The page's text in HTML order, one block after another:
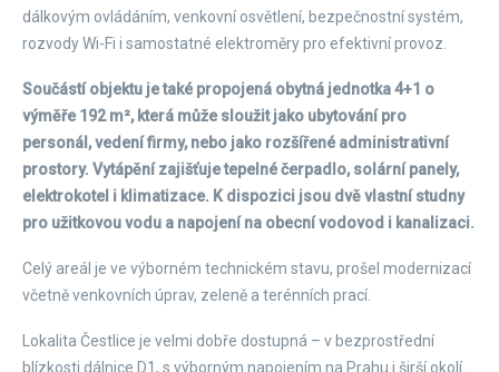
dálkovým ovládáním, venkovní osvětlení, bezpečnostní systém,
rozvody Wi-Fi i samostatné elektroměry pro efektivní provoz.
Součástí objektu je také propojená obytná jednotka 4+1 o
výměře 192 m², která může sloužit jako ubytování pro
personál, vedení firmy, nebo jako rozšířené administrativní
prostory. Vytápění zajišťuje tepelné čerpadlo, solární panely,
elektrokotel i klimatizace. K dispozici jsou dvě vlastní studny
pro užitkovou vodu a napojení na obecní vodovod i kanalizaci.
Celý areál je ve výborném technickém stavu, prošel modernizací
včetně venkovních úprav, zeleně a terénních prací.
Lokalita Čestlice je velmi dobře dostupná – v bezprostřední
blízkosti dálnice D1, s výborným napojením na Prahu i širší okolí.